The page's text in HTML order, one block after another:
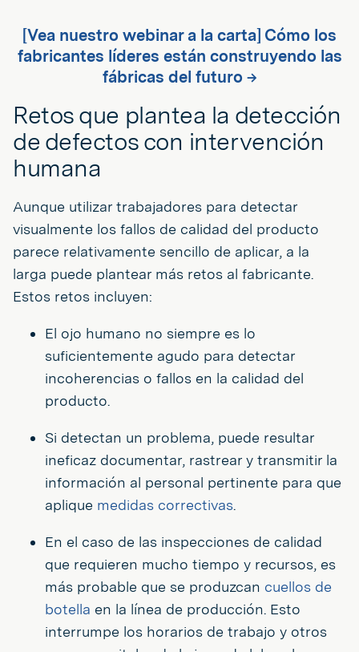
[Vea nuestro webinar a la carta] Cómo los
fabricantes líderes están construyendo las
fábricas del futuro →
Retos que plantea la detección
de defectos con intervención
humana
Aunque utilizar trabajadores para detectar
visualmente los fallos de calidad del producto
parece relativamente sencillo de aplicar, a la
larga puede plantear más retos al fabricante.
Estos retos incluyen:
El ojo humano no siempre es lo
suficientemente agudo para detectar
incoherencias o fallos en la calidad del
producto.
Si detectan un problema, puede resultar
ineficaz documentar, rastrear y transmitir la
información al personal pertinente para que
aplique medidas correctivas.
En el caso de las inspecciones de calidad
que requieren mucho tiempo y recursos, es
más probable que se produzcan cuellos de
botella en la línea de producción. Esto
interrumpe los horarios de trabajo y otros